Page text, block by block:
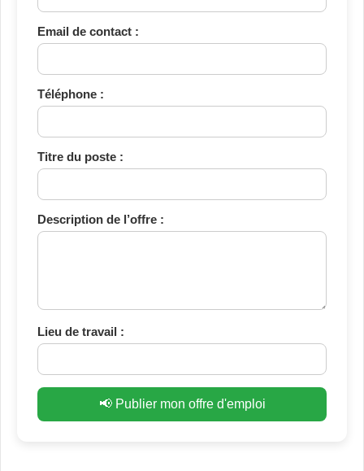
Email de contact :
Téléphone :
Titre du poste :
Description de l’offre :
Lieu de travail :
📢 Publier mon offre d'emploi